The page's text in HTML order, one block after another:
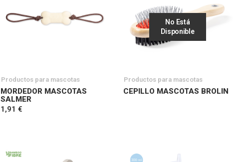
Productos para mascotas
MORDEDOR MASCOTAS
SALMER
1,91 €
No Está
Disponible
Productos para mascotas
CEPILLO MASCOTAS BROLIN